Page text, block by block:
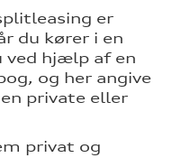
er
du kører i en
ved hjælp af en
og her angive
private eller
privat og